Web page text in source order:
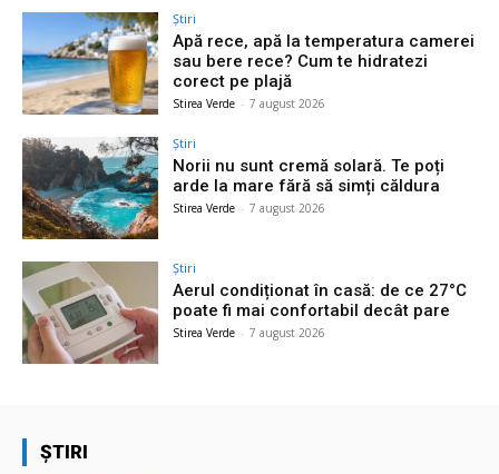
Știri
Apă rece, apă la temperatura camerei
sau bere rece? Cum te hidratezi
corect pe plajă
Stirea Verde - 7 august 2026
Știri
Norii nu sunt cremă solară. Te poți
arde la mare fără să simți căldura
Stirea Verde - 7 august 2026
Știri
Aerul condiționat în casă: de ce 27°C
poate fi mai confortabil decât pare
Stirea Verde - 7 august 2026
ȘTIRI